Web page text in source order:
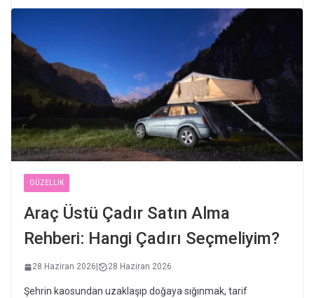
GÜZELLIK
Araç Üstü Çadır Satın Alma
Rehberi: Hangi Çadırı Seçmeliyim?
28 Haziran 2026 28 Haziran 2026
Şehrin kaosundan uzaklaşıp doğaya sığınmak, tarif